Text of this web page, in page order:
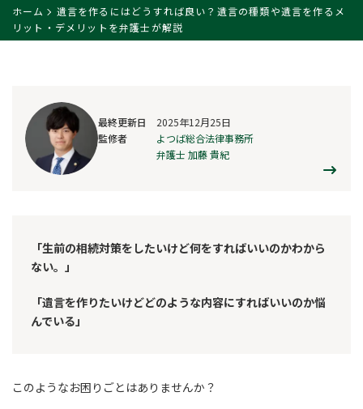
ホーム
遺言を作るにはどうすれば良い？遺言の種類や遺言を作るメ
リット・デメリットを弁護士が解説
最終更新日
2025年12月25日
監修者
よつば総合法律事務所
弁護士 加藤 貴紀
「生前の相続対策をしたいけど何をすればいいのかわから
ない。」
「遺言を作りたいけどどのような内容にすればいいのか悩
んでいる」
このようなお困りごとはありませんか？